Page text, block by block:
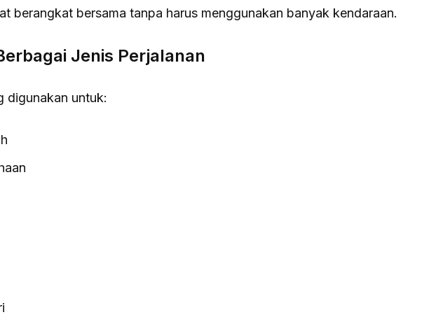
berangkat bersama tanpa harus menggunakan banyak kendaraan.
Jenis Perjalanan
digunakan untuk: